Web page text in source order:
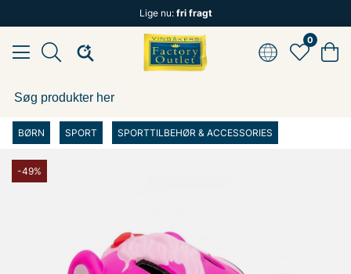
Lige nu: fri fragt
0
BØRN SPORT SPORTTILBEHØR & ACCESSORIES
-49%